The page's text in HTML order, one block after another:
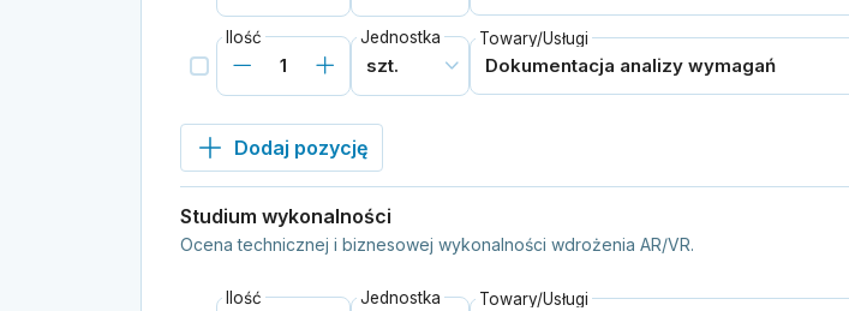
Ilość Jednostka Towary/Usługi
Dodaj pozycję
Studium wykonalności
Ocena technicznej i biznesowej wykonalności wdrożenia AR/VR.
Ilość Jednostka Towary/Usługi